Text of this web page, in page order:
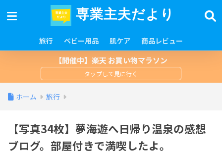
専業主夫だより
旅行 ベビー用品 肌ケア 商品レビュー
【開催中】楽天 お買い物マラソン
ホーム 旅行
【写真34枚】夢海遊へ日帰り温泉の感想
ブログ。部屋付きで満喫したよ。